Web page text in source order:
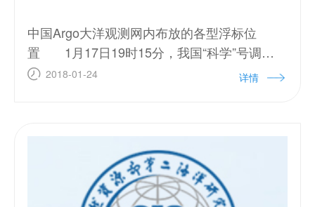
中国Argo大洋观测网内布放的各型浮标位
置 1月17日19时15分，我国“科学”号调查
船在西北太平洋海域成功布放一个由中船重工
2018-01-24 详情